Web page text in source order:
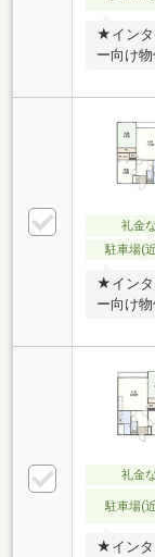
★インタ
ー向け
礼金
駐車場(
★インタ
ー向け
礼金
駐車場(
★インタ